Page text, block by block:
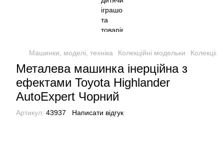
Машинки, моделі, техніка Колекційні модельки
Металева машинка інерційна з
ефектами Toyota Highlander
AutoExpert Чорний
Артикул: 43937 Написати відгук